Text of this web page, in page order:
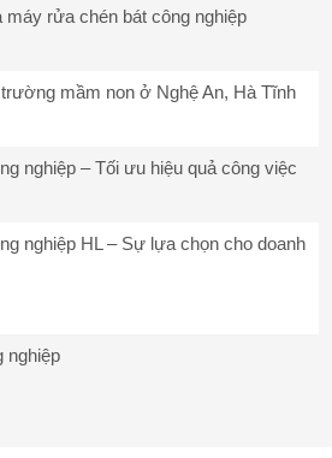
rửa chén bát công nghiệp
mầm non ở Nghệ An, Hà Tĩnh
nghiệp – Tối ưu hiệu quả công việc
nghiệp HL – Sự lựa chọn cho doanh
nghiệp